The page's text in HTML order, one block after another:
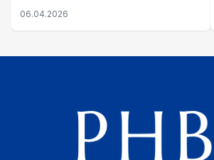
nastale njenim raspadom
06.04.2026